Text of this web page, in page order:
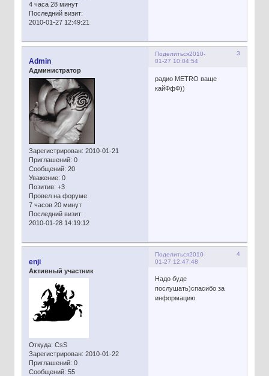
4 часа 28 минут
Последний визит:
2010-01-27 12:49:21
Поделиться 3
2010-
01-27 10:04:54
Admin
Администратор
Зарегистрирован: 2010-01-21
Приглашений: 0
Сообщений: 20
Уважение: 0
Позитив: +3
Провел на форуме:
7 часов 20 минут
Последний визит:
2010-01-28 14:19:12
радио METRO ваще
кайФфФ))
Поделиться 4
2010-
01-27 12:47:48
enji
Активный участник
Откуда: CsS
Зарегистрирован: 2010-01-22
Приглашений: 0
Сообщений: 55
Надо буде
послушать)спасибо за
информацию